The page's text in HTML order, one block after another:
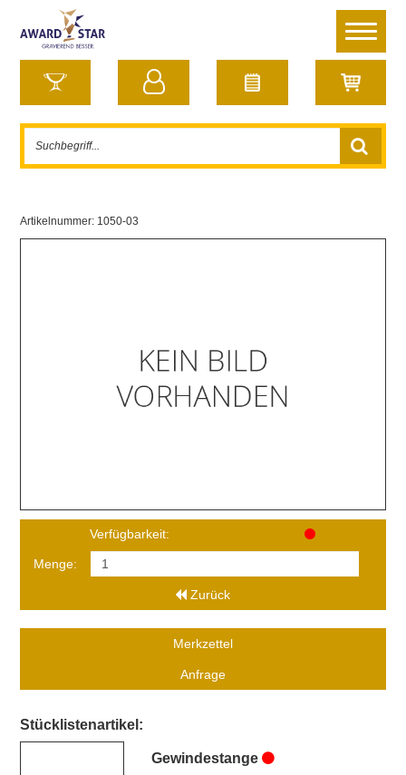
Artikelnummer: 1050-03
Verfügbarkeit:
Menge:
Zurück
Merkzettel
Anfrage
Stücklistenartikel:
Gewindestange